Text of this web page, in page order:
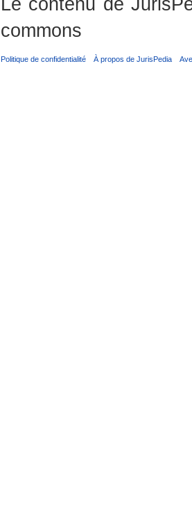
commons
Politique de confidentialité À propos de JurisPedia